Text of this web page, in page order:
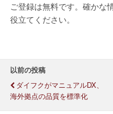
ご登録は無料です。確かな
役立てください。
以前の投稿
ダイフクがマニュアルDX、
海外拠点の品質を標準化